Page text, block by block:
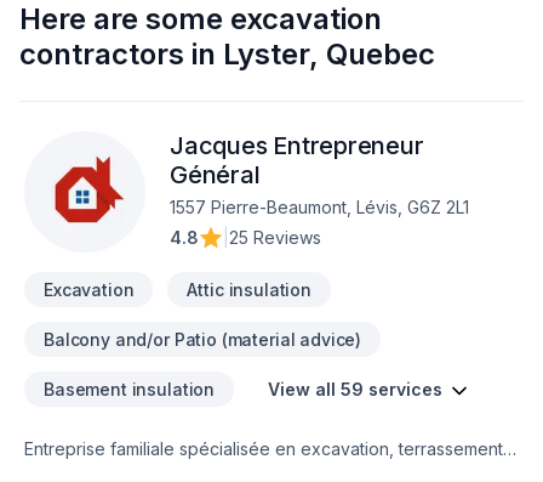
Here are some excavation
contractors in Lyster, Quebec
Jacques Entrepreneur
Général
1557 Pierre-Beaumont, Lévis, G6Z 2L1
4.8
25 Reviews
Excavation Attic insulation
Balcony and/or Patio (material advice)
Basement insulation View all 59 services
Entreprise familiale spécialisée en excavation, terrassement